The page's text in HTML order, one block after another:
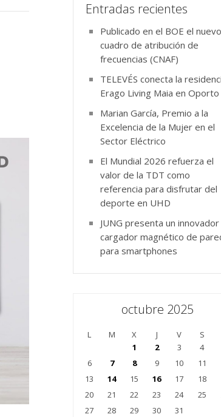
Entradas recientes
Publicado en el BOE el nuevo
cuadro de atribución de
frecuencias (CNAF)
TELEVÉS conecta la
Erago Living Maia en Oporto
Marian García, Premio a la
Excelencia de la Mujer en el
Sector Eléctrico
El Mundial 2026 refuerza el
valor de la TDT como
referencia para disfrutar del
deporte en UHD
JUNG presenta un innovador
cargador magnético de
para smartphones
octubre 2025
L M X J V S
1
2 3 4
6
7 8 9 10 11
13
14 15 16 17 18
20
21 22 23 24 25
27
28 29 30 31